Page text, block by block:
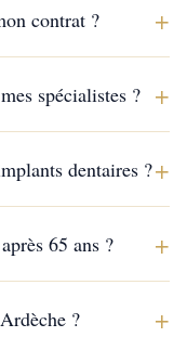
contrat ? +
spécialistes ? +
dentaires ?+
65 ans ? +
? +